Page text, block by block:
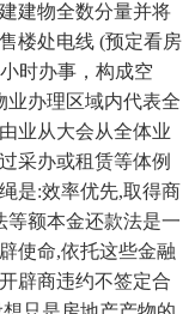
建物全数分量并将
楼处电线 (预定看房
时办事，构成空
业办理区域内代表全
业从大会从全体业
采办或租赁等体例
是:效率优先,取得商
等额本金还款法是一
使命,依托这些金融
辟商违约不签定合